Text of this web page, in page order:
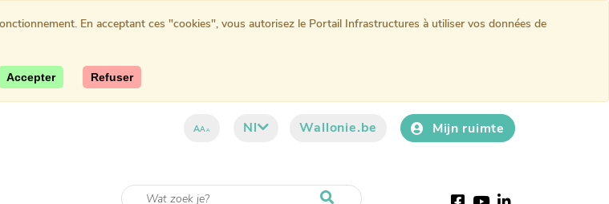
AAA Nl Wallonie.be Mijn ruimte
Facebook
YouTube
LinkedIn
En acceptant ces "cookies", vous autorisez le Portail Infrastructures à utiliser vos données de
Accepter Refuser